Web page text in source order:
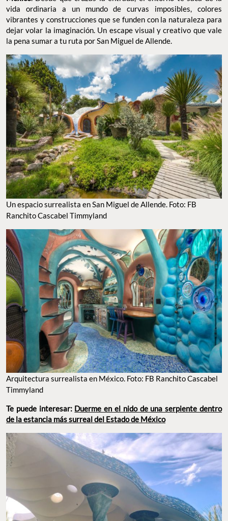
vida ordinaria a un mundo de curvas imposibles, colores
vibrantes y construcciones que se funden con la naturaleza para
dejar volar la imaginación. Un escape visual y creativo que vale
la pena sumar a tu ruta por San Miguel de Allende.
Un espacio surrealista en San Miguel de Allende. Foto: FB
Ranchito Cascabel Timmyland
Arquitectura surrealista en México. Foto: FB Ranchito Cascabel
Timmyland
Te puede interesar: Duerme en el nido de una serpiente dentro
de la estancia más surreal del Estado de México